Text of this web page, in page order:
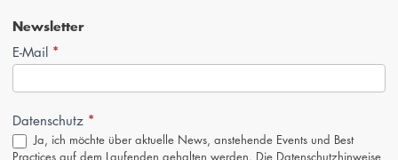
Newsletter
Newsletter-
Anmeldung
(Footer,
E-Mail *
Datenschutz *
Ja, ich möchte über aktuelle News, anstehende Events und Best
Practices auf dem Laufenden gehalten werden. Die Datenschutzhinweise